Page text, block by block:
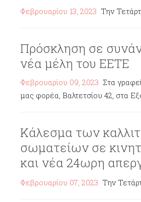
Φεβρουαρίου 13, 2023 Την
Πρόσκληση σε
νέα μέλη του ΕΕΤΕ
Φεβρουαρίου 09, 2023 Στα
μας φορέα, Βαλτετσίου 42, στα
Κάλεσμα των
σωματείων σε
και νέα 24ωρη
Φεβρουαρίου 07, 2023 Την